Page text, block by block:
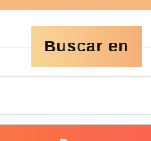
Buscar en